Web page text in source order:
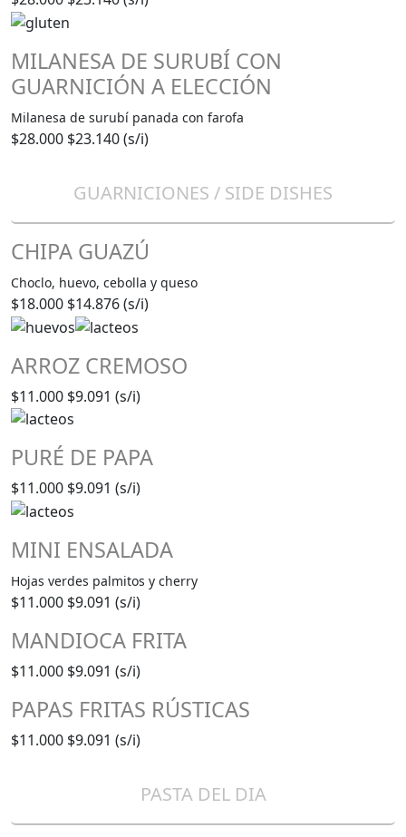
MILANESA DE SURUBÍ CON
GUARNICIÓN A ELECCIÓN
Milanesa de surubí panada con farofa
$28.000 $23.140 (s/i)
GUARNICIONES / SIDE DISHES
CHIPA GUAZÚ
Choclo, huevo, cebolla y queso
$18.000 $14.876 (s/i)
ARROZ CREMOSO
$11.000 $9.091 (s/i)
PURÉ DE PAPA
$11.000 $9.091 (s/i)
MINI ENSALADA
Hojas verdes palmitos y cherry
$11.000 $9.091 (s/i)
MANDIOCA FRITA
$11.000 $9.091 (s/i)
PAPAS FRITAS RÚSTICAS
$11.000 $9.091 (s/i)
PASTA DEL DIA